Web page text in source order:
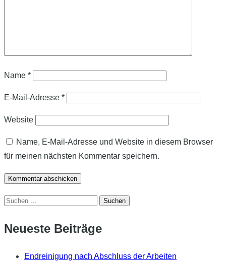
Name *
E-Mail-Adresse *
Website
Name, E-Mail-Adresse und Website in diesem Browser
für meinen nächsten Kommentar speichern.
Suchen
Neueste Beiträge
Endreinigung nach Abschluss der Arbeiten